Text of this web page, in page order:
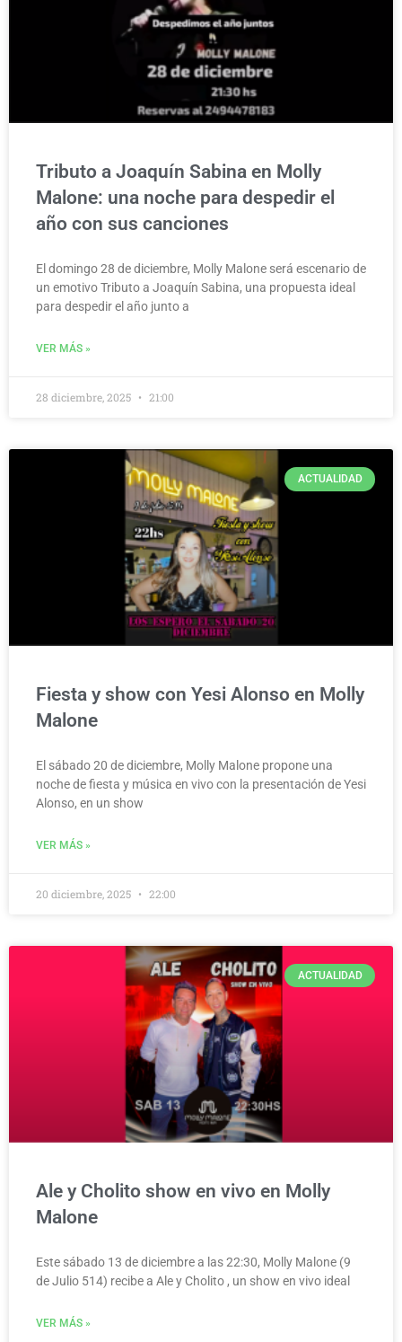
Tributo a Joaquín Sabina en Molly
Malone: una noche para despedir el
año con sus canciones
El domingo 28 de diciembre, Molly Malone será escenario de
un emotivo Tributo a Joaquín Sabina, una propuesta ideal
para despedir el año junto a
VER MÁS »
28 diciembre, 2025 21:00
ACTUALIDAD
Fiesta y show con Yesi Alonso en Molly
Malone
El sábado 20 de diciembre, Molly Malone propone una
noche de fiesta y música en vivo con la presentación de Yesi
Alonso, en un show
VER MÁS »
20 diciembre, 2025 22:00
ACTUALIDAD
Ale y Cholito show en vivo en Molly
Malone
Este sábado 13 de diciembre a las 22:30, Molly Malone (9
de Julio 514) recibe a Ale y Cholito , un show en vivo ideal
VER MÁS »